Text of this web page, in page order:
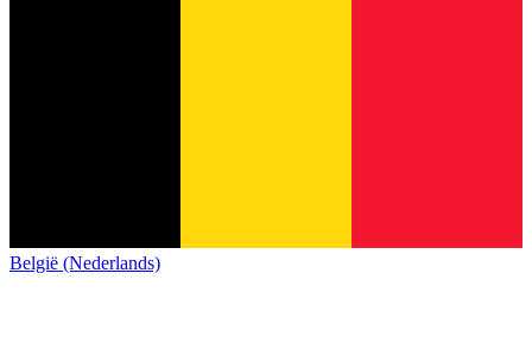
België (Nederlands)